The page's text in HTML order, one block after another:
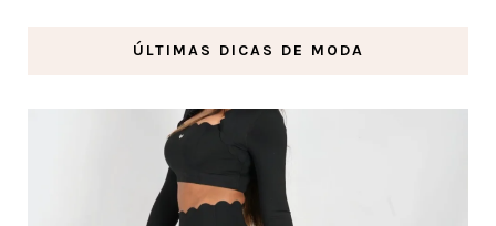
ÚLTIMAS DICAS DE MODA